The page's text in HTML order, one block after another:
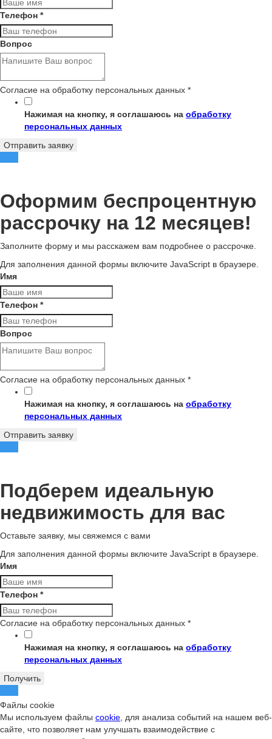
Телефон *
Вопрос
Согласие на обработку персональных данных *
Нажимая на кнопку, я соглашаюсь на обработку
персональных данных
Отправить заявку
Оформим беспроцентную
рассрочку на 12 месяцев!
Заполните форму и мы расскажем вам подробнее о рассрочке.
Для заполнения данной формы включите JavaScript в браузере.
Имя
Телефон *
Вопрос
Согласие на обработку персональных данных *
Нажимая на кнопку, я соглашаюсь на обработку
персональных данных
Отправить заявку
Подберем идеальную
недвижимость для вас
Оставьте заявку, мы свяжемся с вами
Для заполнения данной формы включите JavaScript в браузере.
Имя
Телефон *
Согласие на обработку персональных данных *
Нажимая на кнопку, я соглашаюсь на обработку
персональных данных
Получить
Файлы cookie
Мы используем файлы cookie, для анализа событий на нашем веб-
сайте, что позволяет нам улучшать взаимодействие с